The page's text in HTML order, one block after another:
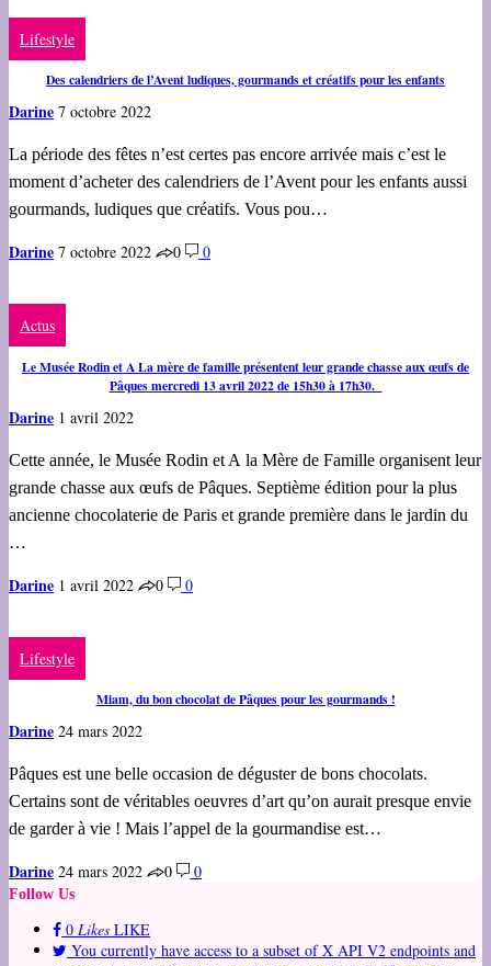
Lifestyle
Des calendriers de l’Avent ludiques, gourmands et créatifs pour les enfants
Darine 7 octobre 2022
La période des fêtes n’est certes pas encore arrivée mais c’est le
moment d’acheter des calendriers de l’Avent pour les enfants aussi
gourmands, ludiques que créatifs. Vous pou…
Darine 7 octobre 2022 0 0
Actus
Le Musée Rodin et A La mère de famille présentent leur grande chasse aux œufs de
Pâques mercredi 13 avril 2022 de 15h30 à 17h30.
Darine 1 avril 2022
Cette année, le Musée Rodin et A la Mère de Famille organisent leur
grande chasse aux œufs de Pâques. Septième édition pour la plus
ancienne chocolaterie de Paris et grande première dans le jardin du
…
Darine 1 avril 2022 0 0
Lifestyle
Miam, du bon chocolat de Pâques pour les gourmands !
Darine 24 mars 2022
Pâques est une belle occasion de déguster de bons chocolats.
Certains sont de véritables oeuvres d’art qu’on aurait presque envie
de garder à vie ! Mais l’appel de la gourmandise est…
Darine 24 mars 2022 0 0
Follow Us
0 Likes LIKE
You currently have access to a subset of X API V2 endpoints and